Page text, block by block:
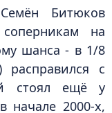
Битюков
на
шанса - в 1/8
расправился с
стоял ещё у
начале 2000-х,